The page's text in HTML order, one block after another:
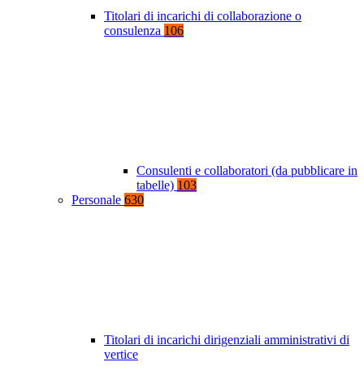
Titolari di incarichi di collaborazione o
consulenza 106
Consulenti e collaboratori (da pubblicare in
tabelle) 103
Personale 630
Titolari di incarichi dirigenziali amministrativi di
vertice